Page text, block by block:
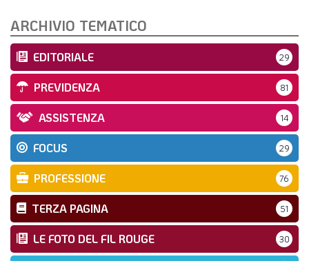
ARCHIVIO TEMATICO
EDITORIALE 29
PREVIDENZA 81
ASSISTENZA 14
FOCUS 29
PROFESSIONE 76
TERZA PAGINA 51
LE FOTO DEL FIL ROUGE 30